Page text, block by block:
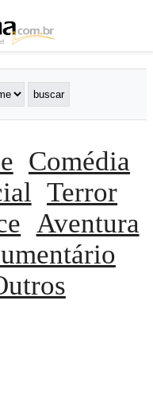
Comédia
Terror
Aventura